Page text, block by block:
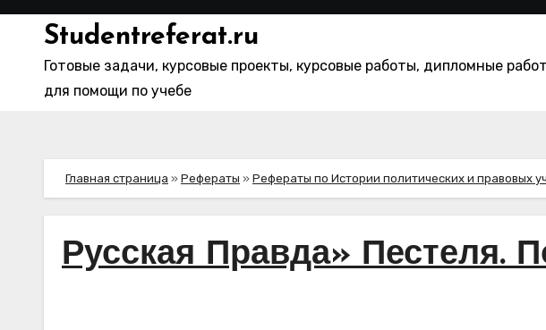
Перейти
содержимому
Studentreferat.ru
Готовые задачи, курсовые проекты, курсовые работы, дипломные
для помощи по учебе
Главная страница » Рефераты » Рефераты по Истории политических и правовых
Русская Правда» Пестеля.